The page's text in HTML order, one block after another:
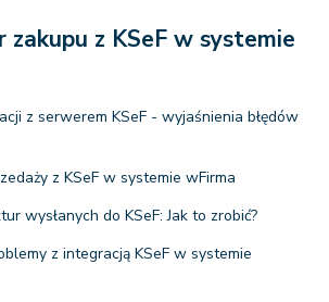
z KSeF w systemie
z serwerem KSeF - wyjaśnienia błędów
z KSeF w systemie wFirma
wysłanych do KSeF: Jak to zrobić?
z integracją KSeF w systemie